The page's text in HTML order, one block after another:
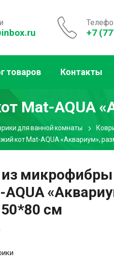
+7
товаров Контакты
Mat-AQUA
для ванной комнаты
кот Mat-AQUA «Аквариум»,
из
AQUA
см